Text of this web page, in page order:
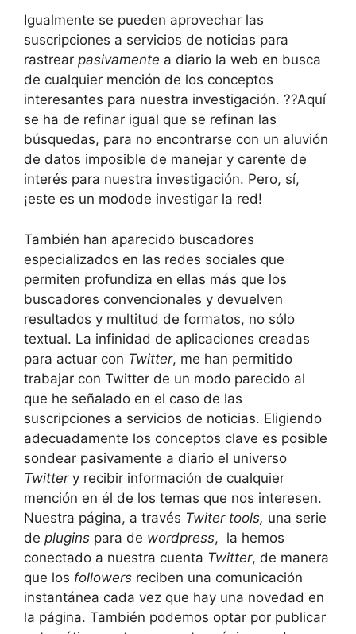
Igualmente se pueden aprovechar las
suscripciones a servicios de noticias para
rastrear pasivamente a diario la web en busca
de cualquier mención de los conceptos
interesantes para nuestra investigación. ??Aquí
se ha de refinar igual que se refinan las
búsquedas, para no encontrarse con un aluvión
de datos imposible de manejar y carente de
interés para nuestra investigación. Pero, sí,
¡este es un modode investigar la red!
También han aparecido buscadores
especializados en las redes sociales que
permiten profundiza en ellas más que los
buscadores convencionales y devuelven
resultados y multitud de formatos, no sólo
textual. La infinidad de aplicaciones creadas
para actuar con Twitter, me han permitido
trabajar con Twitter de un modo parecido al
que he señalado en el caso de las
suscripciones a servicios de noticias. Eligiendo
adecuadamente los conceptos clave es posible
sondear pasivamente a diario el universo
Twitter y recibir información de cualquier
mención en él de los temas que nos interesen.
Nuestra página, a través Twiter tools, una serie
de plugins para de wordpress, la hemos
conectado a nuestra cuenta Twitter, de manera
que los followers reciben una comunicación
instantánea cada vez que hay una novedad en
la página. También podemos optar por publicar